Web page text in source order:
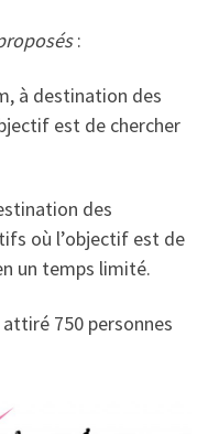
:
à destination des
est de chercher
des
où l’objectif est de
un temps limité.
attiré 750 personnes